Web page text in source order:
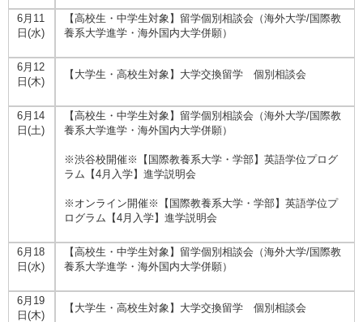
6月11
日(水)
【高校生・中学生対象】留学個別相談会（海外大学/国際教
養系大学進学・海外国内大学併願）
6月12
日(木)
【大学生・高校生対象】大学交換留学 個別相談会
6月14
日(土)
【高校生・中学生対象】留学個別相談会（海外大学/国際教
養系大学進学・海外国内大学併願）
※渋谷校開催※【国際教養系大学・学部】英語学位プログ
ラム【4月入学】進学説明会
※オンライン開催※【国際教養系大学・学部】英語学位プ
ログラム【4月入学】進学説明会
6月18
日(水)
【高校生・中学生対象】留学個別相談会（海外大学/国際教
養系大学進学・海外国内大学併願）
6月19
日(木)
【大学生・高校生対象】大学交換留学 個別相談会